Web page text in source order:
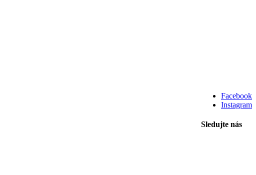
Facebook
Instagram
Sledujte nás